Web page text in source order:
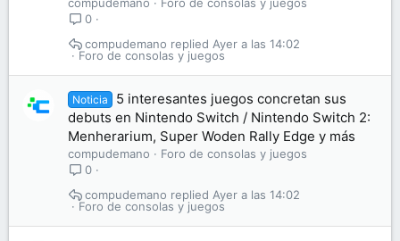
0
Foro de consolas y juegos
Ayer a las 14:02
compudemano
Noticia
5 interesantes juegos concretan sus
debuts en Nintendo Switch / Nintendo Switch 2:
Menherarium, Super Woden Rally Edge y más
compudemano
Foro de consolas y juegos
0
Foro de consolas y juegos
Ayer a las 14:02
compudemano